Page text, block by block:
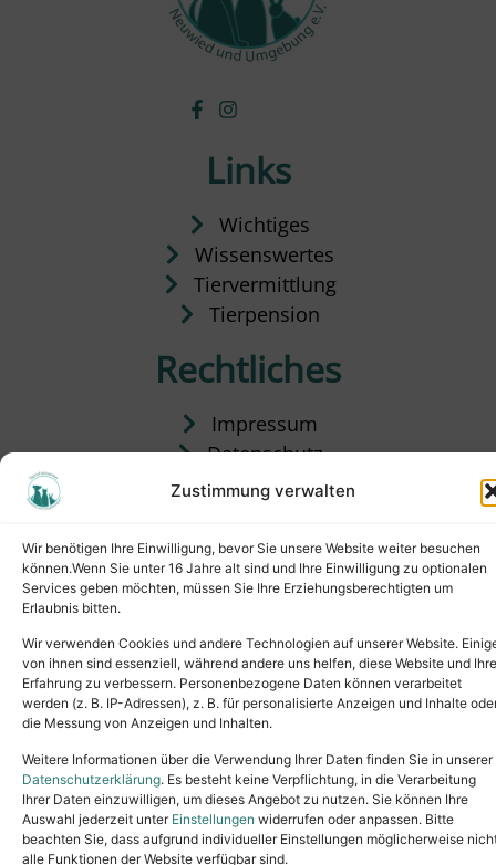
Zustimmung verwalten
Wir benötigen Ihre Einwilligung, bevor Sie unsere Website weiter besuchen
können.Wenn Sie unter 16 Jahre alt sind und Ihre Einwilligung zu optionalen
Services geben möchten, müssen Sie Ihre Erziehungsberechtigten um
Erlaubnis bitten.
Wir verwenden Cookies und andere Technologien auf unserer Website.
von ihnen sind essenziell, während andere uns helfen, diese Website und Ihre
Erfahrung zu verbessern. Personenbezogene Daten können verarbeitet
werden (z. B. IP-Adressen), z. B. für personalisierte Anzeigen und Inhalte
die Messung von Anzeigen und Inhalten.
Weitere Informationen über die Verwendung Ihrer Daten finden Sie in unserer
Datenschutzerklärung. Es besteht keine Verpflichtung, in die Verarbeitung
Ihrer Daten einzuwilligen, um dieses Angebot zu nutzen. Sie können Ihre
Auswahl jederzeit unter Einstellungen widerrufen oder anpassen. Bitte
beachten Sie, dass aufgrund individueller Einstellungen möglicherweise
alle Funktionen der Website verfügbar sind.
Links
Wichtiges
Wissenswertes
Tiervermittlung
Tierpension
Rechtliches
Impressum
Datenschutz
Satzung
Copyright © 2024. All rights reserved.
Tel.: (02631) 55356buero@tierheim-neuwied.de
Ludwigshof 1, 56567 Neuwied